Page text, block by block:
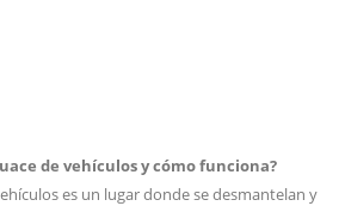
de vehículos y cómo funciona?
es un lugar donde se desmantelan y